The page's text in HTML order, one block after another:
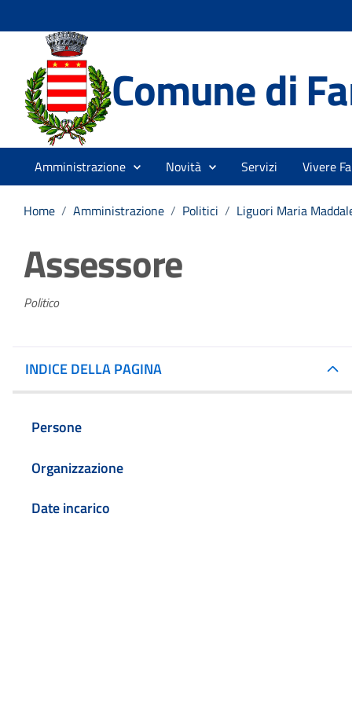
Comune di
Amministrazione Novità Servizi Vivere
Home / Amministrazione / Politici / Liguori Maria
Assessore
Politico
INDICE DELLA PAGINA
Persone
Organizzazione
Date incarico